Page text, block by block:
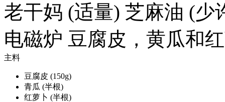
老干妈 (适量) 芝麻油 (少
电磁炉 豆腐皮，黄瓜和
主料
豆腐皮 (150g)
青瓜 (半根)
红萝卜 (半根)